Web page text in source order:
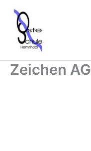
Inhalt
springen
Zeichen AG